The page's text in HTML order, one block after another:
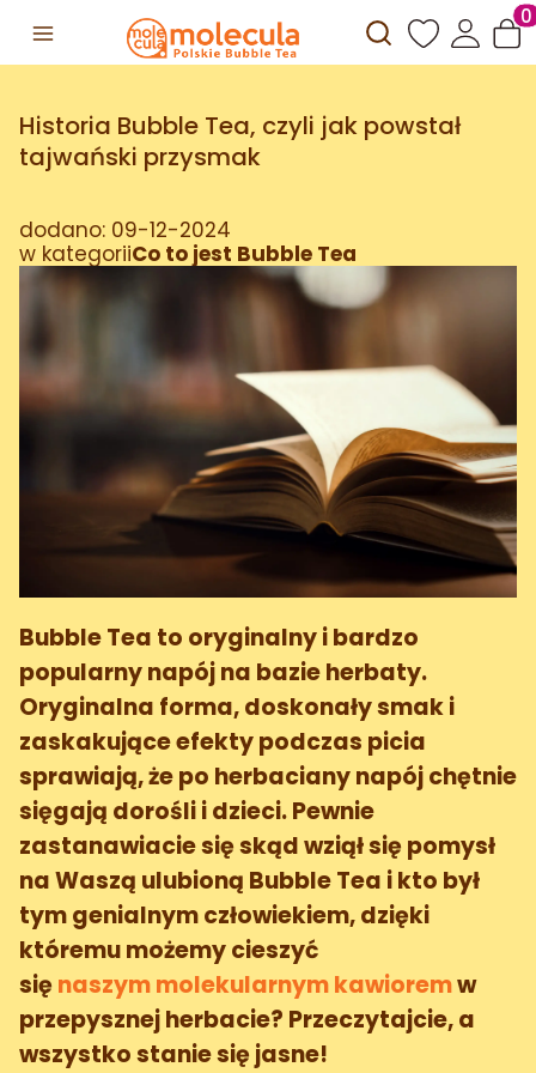
Otwórz
Historia Bubble Tea, czyli jak powstał
tajwański przysmak
dodano: 09-12-2024
w kategoriiCo to jest Bubble Tea
Bubble Tea to oryginalny i bardzo
popularny napój na bazie herbaty.
Oryginalna forma, doskonały smak i
zaskakujące efekty podczas picia
sprawiają, że po herbaciany napój chętnie
sięgają dorośli i dzieci. Pewnie
zastanawiacie się skąd wziął się pomysł
na Waszą ulubioną Bubble Tea i kto był
tym genialnym człowiekiem, dzięki
któremu możemy cieszyć
sięnaszym molekularnym kawioremw
przepysznej herbacie? Przeczytajcie, a
wszystko stanie się jasne!